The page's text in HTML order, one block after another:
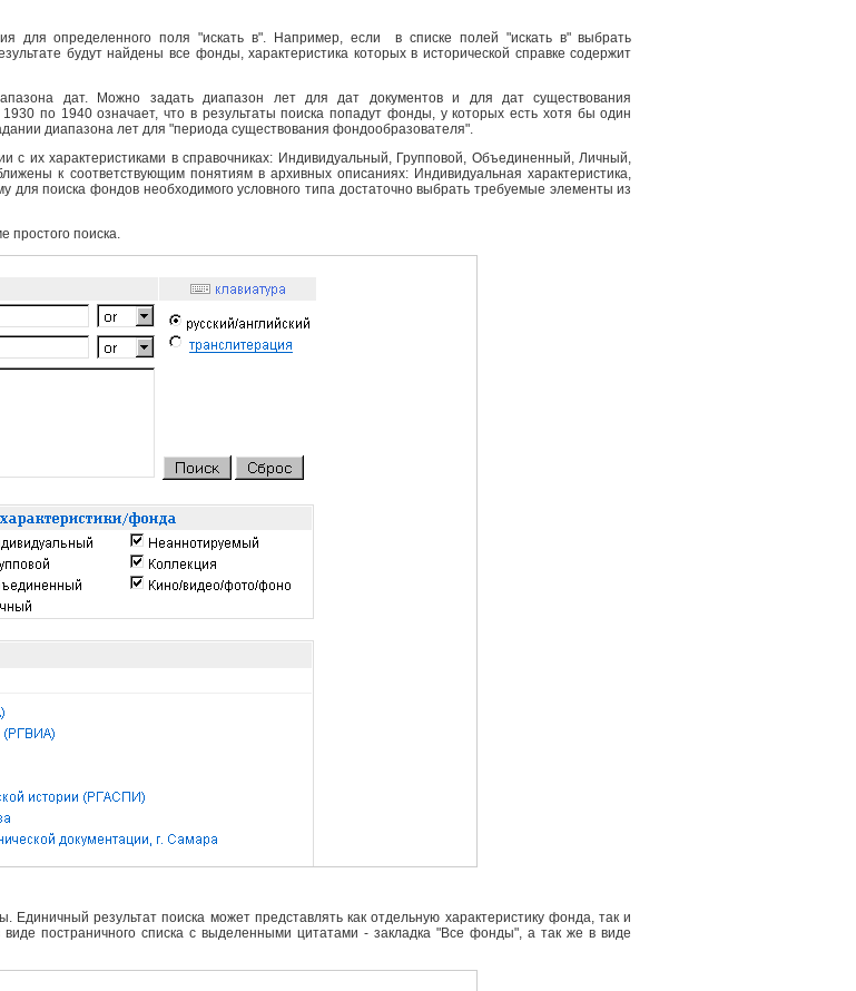
для определенного поля "искать в". Например, если в списке полей "искать в" выбрать
будут найдены все фонды, характеристика которых в исторической справке содержит
дат. Можно задать диапазон лет для дат документов и для дат существования
по 1940 означает, что в результаты поиска попадут фонды, у которых есть хотя бы один
диапазона лет для "периода существования фондообразователя".
их характеристиками в справочниках: Индивидуальный, Групповой, Объединенный, Личный,
к соответствующим понятиям в архивных описаниях: Индивидуальная характеристика,
поиска фондов необходимого условного типа достаточно выбрать требуемые элементы из
простого поиска.
результат поиска может представлять как отдельную характеристику фонда, так и
постраничного списка с выделенными цитатами - закладка "Все фонды", а так же в виде